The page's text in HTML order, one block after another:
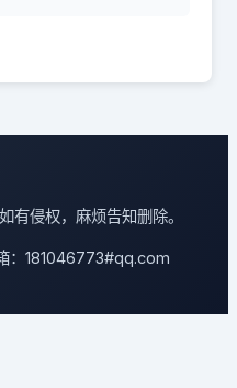
有侵权，麻烦告知删除。
：181046773#qq.com